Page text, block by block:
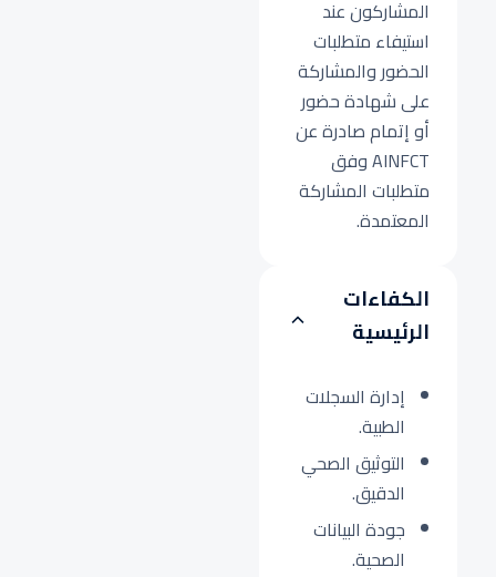
المشاركون عند
استيفاء متطلبات
الحضور والمشاركة
على شهادة حضور
أو إتمام صادرة عن
AINFCT وفق
متطلبات المشاركة
المعتمدة.
الكفاءات
الرئيسية
إدارة السجلات
الطبية.
التوثيق الصحي
الدقيق.
جودة البيانات
الصحية.